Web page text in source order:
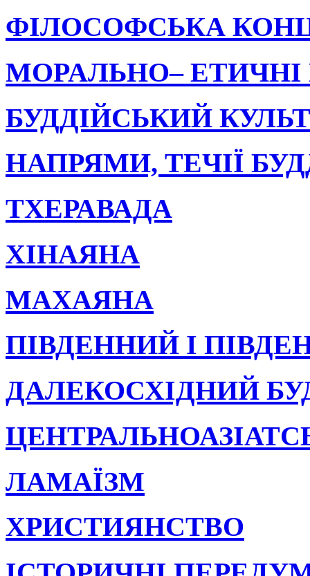
ФІЛОСОФСЬКА
MOPAЛЬHO–
БУДДІЙСЬКИЙ КУЛЬТ
НАПРЯМИ, ТЕЧІЇ
ТХЕРАВАДА
ХІНАЯНА
МАХАЯНА
ПІВДЕННИЙ І
ДАЛЕКОСХІДНИЙ
ЛАМАЇЗМ
ХРИСТИЯНСТВО